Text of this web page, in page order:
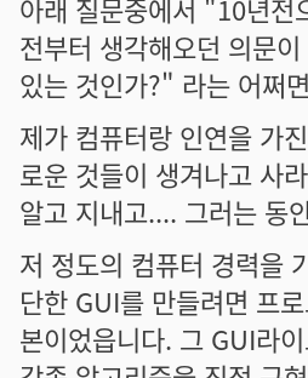
아래 질문중에서 "10년전
전부터 생각해오던 의문
있는 것인가?" 라는 어쩌
제가 컴퓨터랑 인연을 가
로운 것들이 생겨나고 사
알고 지내고.... 그러는 동
저 정도의 컴퓨터 경력을
단한 GUI를 만들려면 프
본이었읍니다. 그 GUI라